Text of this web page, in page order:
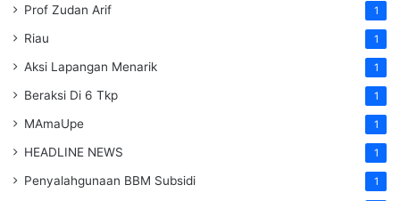
Prof Zudan Arif 1
Riau 1
Aksi Lapangan Menarik 1
Beraksi Di 6 Tkp 1
MAmaUpe 1
HEADLINE NEWS 1
Penyalahgunaan BBM Subsidi 1